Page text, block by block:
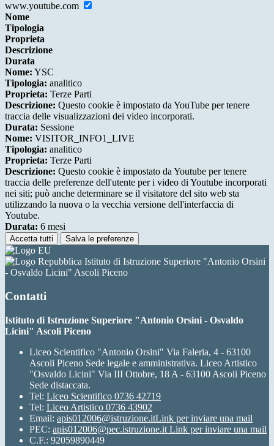
www.youtube.com
Nome
Tipologia
Proprieta
Descrizione
Durata
Nome: YSC
Tipologia: analitico
Proprieta: Terze Parti
Descrizione: Questo cookie è impostato da YouTube per tenere
traccia delle visualizzazioni dei video incorporati.
Durata: Sessione
Nome: VISITOR_INFO1_LIVE
Tipologia: analitico
Proprieta: Terze Parti
Descrizione: Questo cookie è impostato da Youtube per tenere
traccia delle preferenze dell'utente per i video di Youtube incorporati
nei siti; può anche determinare se il visitatore del sito web sta
utilizzando la nuova o la vecchia versione dell'interfaccia di
Youtube.
Durata: 6 mesi
Accetta tutti Salva le preferenze
Istituto di Istruzione Superiore "Antonio Orsini
- Osvaldo Licini" Ascoli Piceno
Contatti
Istituto di Istruzione Superiore "Antonio Orsini - Osvaldo
Licini" Ascoli Piceno
Liceo Scientifico "Antonio Orsini" Via Faleria, 4 - 63100
Ascoli Piceno Sede legale e amministrativa. Liceo Artistico
"Osvaldo Licini" Via III Ottobre, 18 A - 63100 Ascoli Piceno
Sede distaccata.
Tel: Liceo Scientifico 0736 42719
Tel: Liceo Artistico 0736 43902
Email: apis012006@istruzione.itLink per inviare una mail
PEC: apis012006@pec.istruzione.it Link per inviare una mail
C.F.: 92059890449